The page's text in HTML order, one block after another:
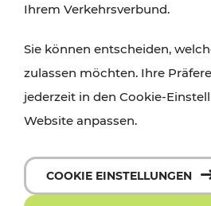
Ihrem Verkehrsverbund.
Sie können entscheiden,
zulassen möchten. Ihre
jederzeit in den Cookie-
Website anpassen.
COOKIE EINSTELLUNGEN